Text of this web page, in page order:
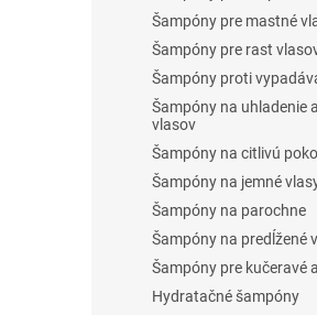
Šampóny pre mastné
Šampóny pre rast
Šampóny proti
Šampóny na uhladenie
vlasov
Šampóny na citlivú
Šampóny na jemné
Šampóny na parochne
Šampóny na predĺžené
Šampóny pre kučeravé
Hydratačné šampóny